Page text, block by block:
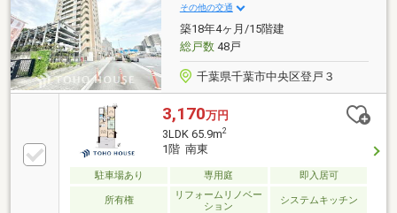
その他の交通
築18年4ヶ月/15階建
総戸数48戸
千葉県千葉市中央区登戸３
3,170万円
3LDK 65.9m2
1階 南東
駐車場あり 専用庭 即入居可
所有権
リフォームリノベー
ション
システムキッチン